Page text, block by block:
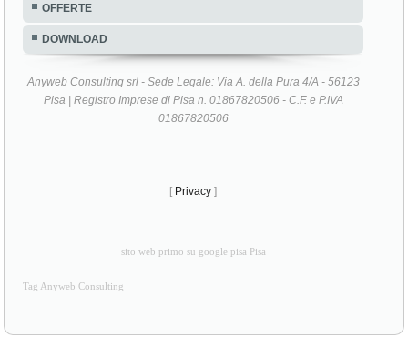
OFFERTE
DOWNLOAD
Anyweb Consulting srl - Sede Legale: Via A. della Pura 4/A - 56123
Pisa | Registro Imprese di Pisa n. 01867820506 - C.F. e P.IVA
01867820506
[ Privacy ]
sito web primo su google pisa Pisa
Tag Anyweb Consulting